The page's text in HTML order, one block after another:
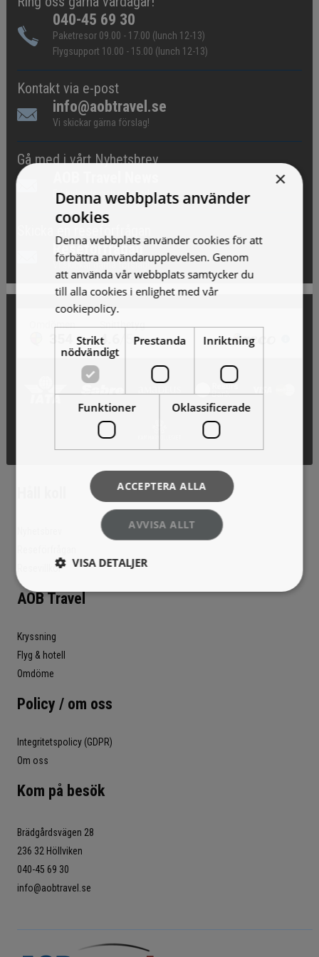
040-45 69 30
Paketresor 09.00 - 17.00 (lunch 12-13)
Flygsupport 10.00 - 15.00 (lunch 12-13)
Kontakt via e-post
info@aobtravel.se
Vi skickar gärna förslag!
Gå med i vårt Nyhetsbrev
Erbjudande och nyheter!
Reseförfrågan
Vi skickar gärna förslag!
Resevillkor
AOB Travel
Kryssning
Flyg & hotell
Omdöme
Policy / om oss
Integritetspolicy (GDPR)
Om oss
Kom på besök
Brädgårdsvägen 28
236 32 Höllviken
040-45 69 30
info@aobtravel.se
×
Denna webbplats använder
cookies
Denna webbplats använder cookies för att
förbättra användarupplevelsen. Genom
att använda vår webbplats samtycker du
till alla cookies i enlighet med vår
cookiepolicy.
Strikt
nödvändigt
Prestanda Inriktning
Funktioner Oklassificerade
ACCEPTERA ALLA
AVVISA ALLT
VISA DETALJER